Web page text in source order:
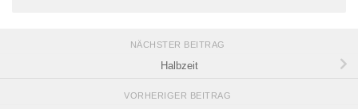
NÄCHSTER BEITRAG
Halbzeit
VORHERIGER BEITRAG